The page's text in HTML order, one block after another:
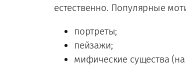
естественно. Популярные
портреты;
пейзажи;
мифические существа